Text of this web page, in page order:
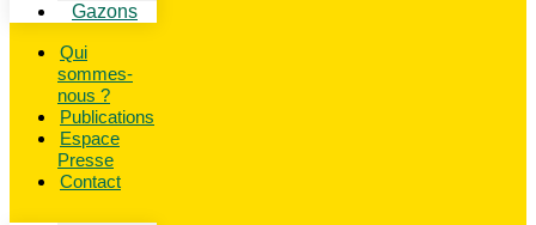
Gazons
Qui
sommes-
nous ?
Publications
Espace
Presse
Contact